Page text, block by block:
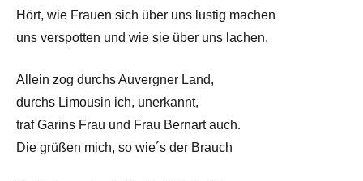
Hört, wie Frauen sich über uns lustig machen
uns verspotten und wie sie über uns lachen.
Allein zog durchs Auvergner Land,
durchs Limousin ich, unerkannt,
traf Garins Frau und Frau Bernart auch.
Die grüßen mich, so wie´s der Brauch